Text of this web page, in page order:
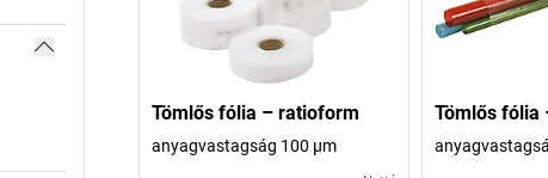
Tömlős fólia – ratioform
anyagvastagság 100 µm
Tömlős fólia